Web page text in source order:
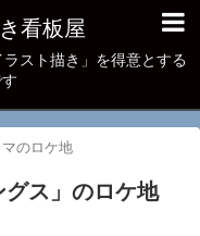
看板屋
ラスト描き」を得意とする
のロケ地
グス」のロケ地